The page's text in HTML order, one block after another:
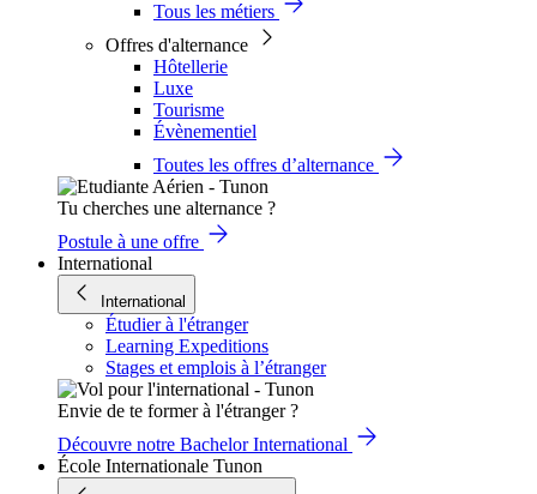
Tous les métiers
Offres d'alternance
Hôtellerie
Luxe
Tourisme
Évènementiel
Toutes les offres d’alternance
Tu cherches une alternance ?
Postule à une offre
International
International
Étudier à l'étranger
Learning Expeditions
Stages et emplois à l’étranger
Envie de te former à l'étranger ?
Découvre notre Bachelor International
École Internationale Tunon